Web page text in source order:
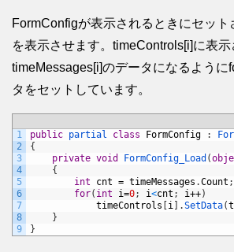
FormConfigが表示されるときにセット
を表示させます。timeControls[i]に表
timeMessages[i]のデータになるように
タをセットしています。
1
2
3
4
5
6
7
8
9
public partial class FormConfig :
{
private void FormConfig_Load (
{
int
cnt = timeMessages .Count ;
for( int i=0; i<cnt ; i++)
timeControls
i .SetData(
}
}